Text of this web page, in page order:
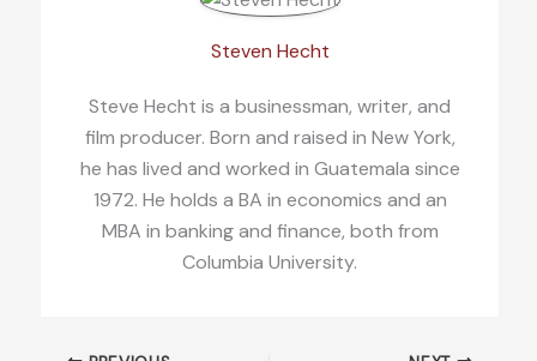
Steven Hecht
Steve Hecht is a businessman, writer, and
film producer. Born and raised in New York,
he has lived and worked in Guatemala since
1972. He holds a BA in economics and an
MBA in banking and finance, both from
Columbia University.